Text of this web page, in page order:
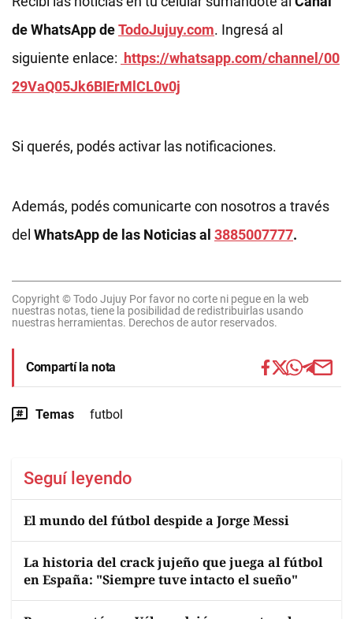
de WhatsApp deTodoJujuy.com. Ingresá al
siguiente enlace: https://whatsapp.com/channel/00
29VaQ05Jk6BIErMlCL0v0j
Si querés, podés activar las notificaciones.
Además, podés comunicarte con nosotros a través
del WhatsApp de las Noticias al 3885007777.
Copyright © Todo Jujuy Por favor no corte ni pegue en la web
nuestras notas, tiene la posibilidad de redistribuirlas usando
nuestras herramientas. Derechos de autor reservados.
Compartí la nota
Temas futbol
Seguí leyendo
El mundo del fútbol despide a Jorge Messi
La historia del crack jujeño que juega al fútbol
en España: "Siempre tuve intacto el sueño"